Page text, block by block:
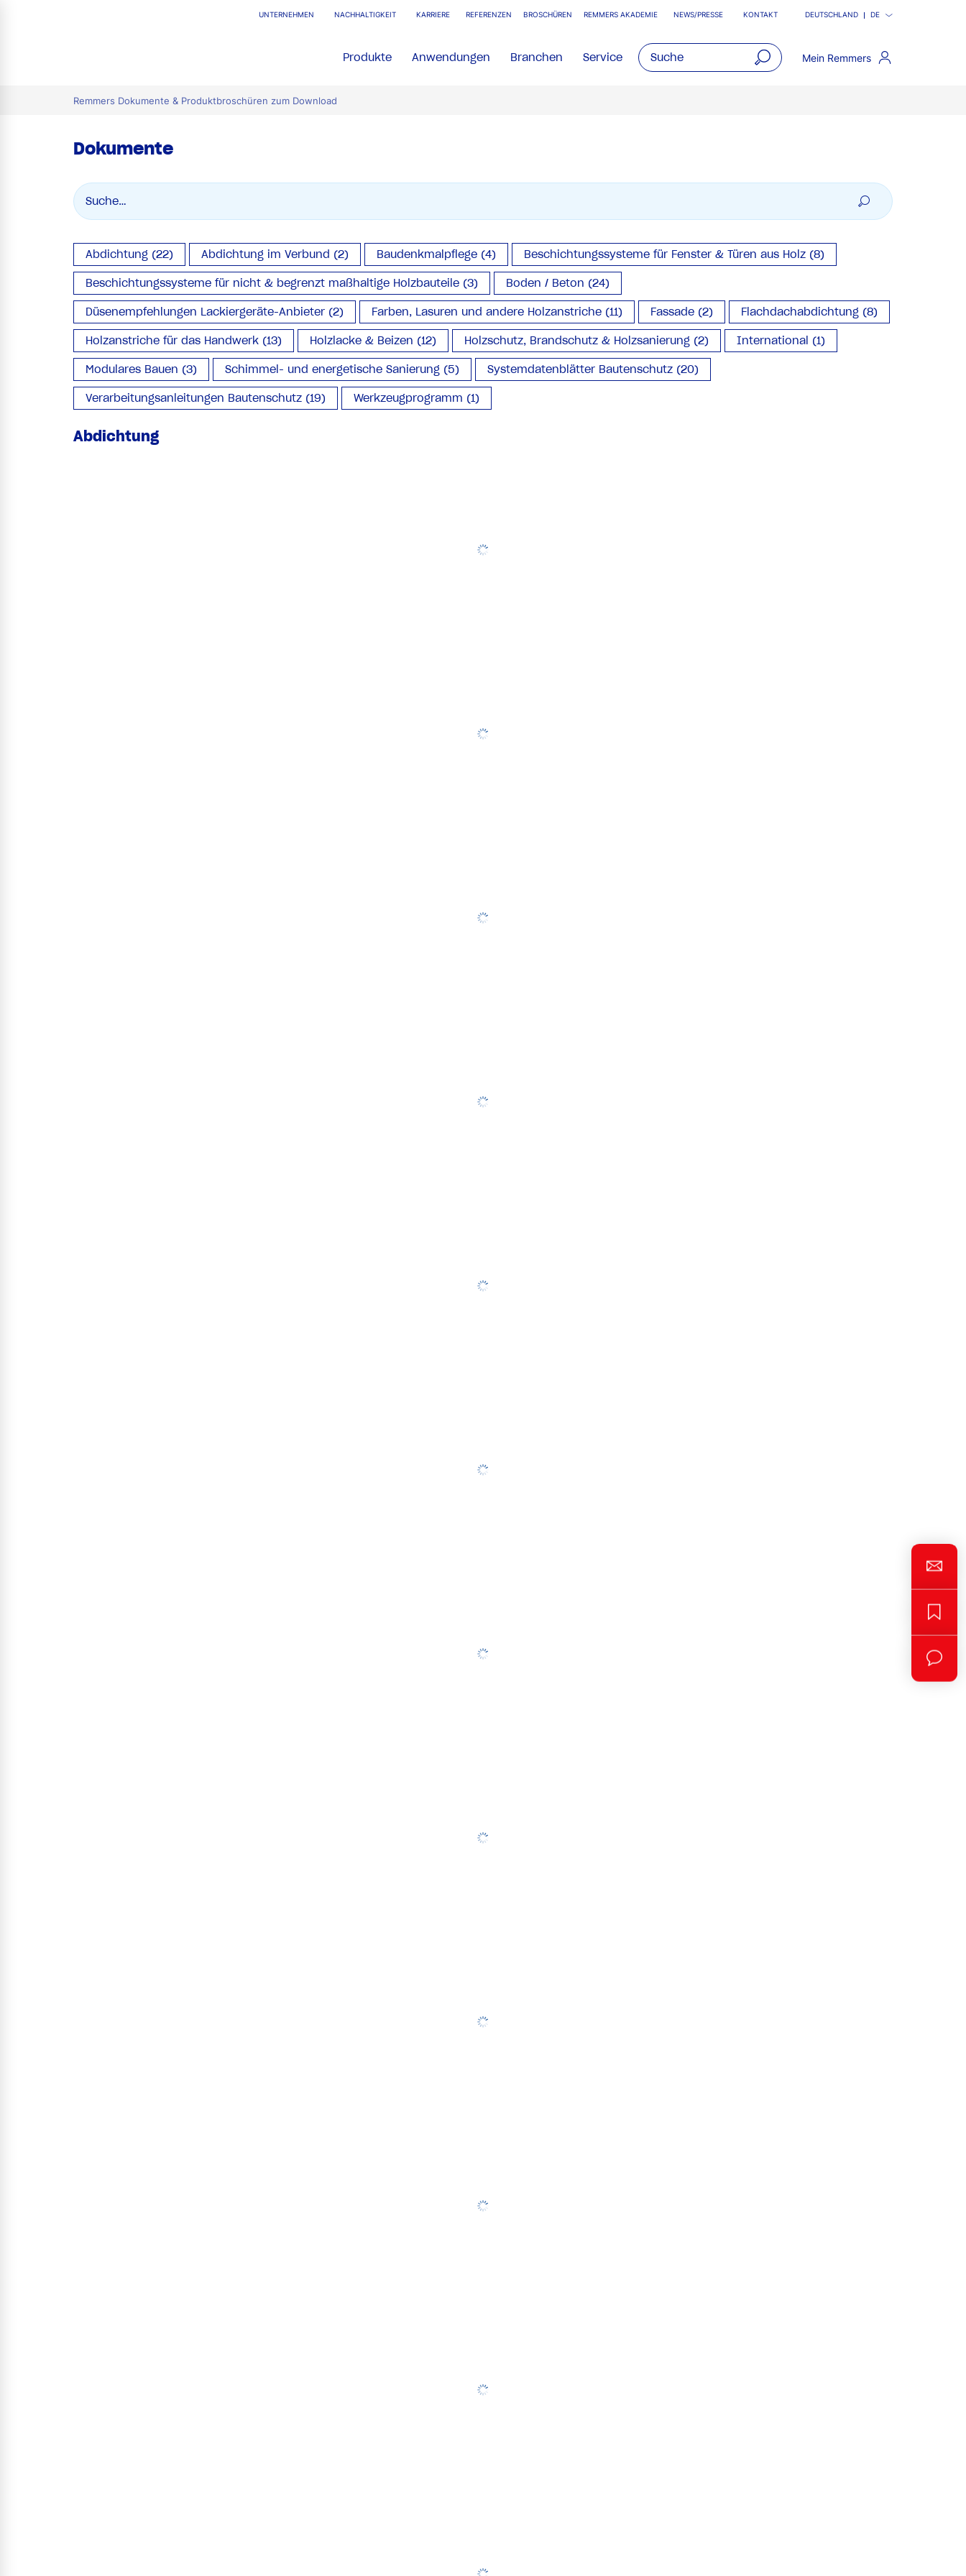
UNTERNEHMEN NACHHALTIGKEIT KARRIERE REFERENZEN BROSCHÜREN REMMERS AKADEMIE NEWS/PRESSE KONTAKT DEUTSCHLAND DE
Produkte Anwendungen Branchen Service Mein Remmers
Remmers Dokumente & Produktbroschüren zum Download
Dokumente
Abdichtung (22) Abdichtung im Verbund (2) Baudenkmalpflege (4) Beschichtungssysteme für Fenster & Türen aus Holz (8)
Beschichtungssysteme für nicht & begrenzt maßhaltige Holzbauteile (3) Boden / Beton (24)
Düsenempfehlungen Lackiergeräte-Anbieter (2) Farben, Lasuren und andere Holzanstriche (11) Fassade (2) Flachdachabdichtung (8)
Holzanstriche für das Handwerk (13) Holzlacke & Beizen (12) Holzschutz, Brandschutz & Holzsanierung (2) International (1)
Modulares Bauen (3) Schimmel- und energetische Sanierung (5) Systemdatenblätter Bautenschutz (20)
Verarbeitungsanleitungen Bautenschutz (19) Werkzeugprogramm (1)
Abdichtung